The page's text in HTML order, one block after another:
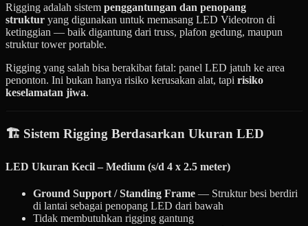
Rigging adalah sistem penggantungan dan penopang
struktur yang digunakan untuk memasang LED Videotron di
ketinggian — baik digantung dari truss, plafon gedung, maupun
struktur tower portable.
Rigging yang salah bisa berakibat fatal: panel LED jatuh ke area
penonton. Ini bukan hanya risiko kerusakan alat, tapi risiko
keselamatan jiwa.
🏗️ Sistem Rigging Berdasarkan Ukuran LED
LED Ukuran Kecil – Medium (s/d 4 x 2.5 meter)
Ground Support / Standing Frame — Struktur besi berdiri
di lantai sebagai penopang LED dari bawah
Tidak membutuhkan rigging gantung